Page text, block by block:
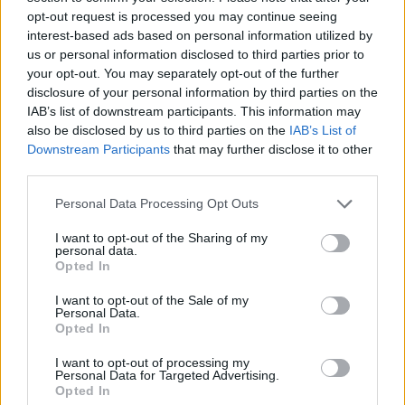
opt-out request is processed you may continue seeing
interest-based ads based on personal information utilized by
us or personal information disclosed to third parties prior to
your opt-out. You may separately opt-out of the further
disclosure of your personal information by third parties on the
IAB’s list of downstream participants. This information may
also be disclosed by us to third parties on the IAB’s List of
Downstream Participants that may further disclose it to other
Personal Data Processing Opt Outs
I want to opt-out of the Sharing of my
personal data.
Opted In
I want to opt-out of the Sale of my
Personal Data.
Opted In
I want to opt-out of processing my
Personal Data for Targeted Advertising.
Opted In
Vrasja e 20-vjeçarit në
Korçë, zbardhen detajet e
konfliktit dhe gjendet një
thikë pranë viktimës
Zelensky pas takimit me
Vuçiçin: Ukraina nuk e
ndryshon qëndrimin, nuk
do ta njohë Kosovën
Rama: 1.100 gjoba për
shpejtësi brenda një jave,
kamerat e trafikut pritet të
nisin së shpejti
monitorimin
Vrasja në Korçë/ 20-
kallashnikov dhe u
ekzekutua në një pallat,